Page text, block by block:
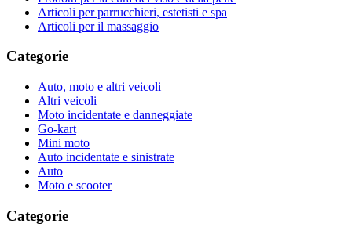
Articoli per parrucchieri, estetisti e spa
Articoli per il massaggio
Categorie
Auto, moto e altri veicoli
Altri veicoli
Moto incidentate e danneggiate
Go-kart
Mini moto
Auto incidentate e sinistrate
Auto
Moto e scooter
Categorie